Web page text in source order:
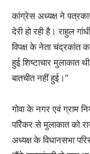
कांग्रेस अध्यक्ष ने
देरी हो रही है। राहुल
विपक्ष के नेता चंद्रकांत
हुई शिष्टाचार
बातचीत नहीं हुई।”
गोवा के नगर एवं ग्राम
पर्रिकर से मुलाकात को
अध्यक्ष के विधानसभा